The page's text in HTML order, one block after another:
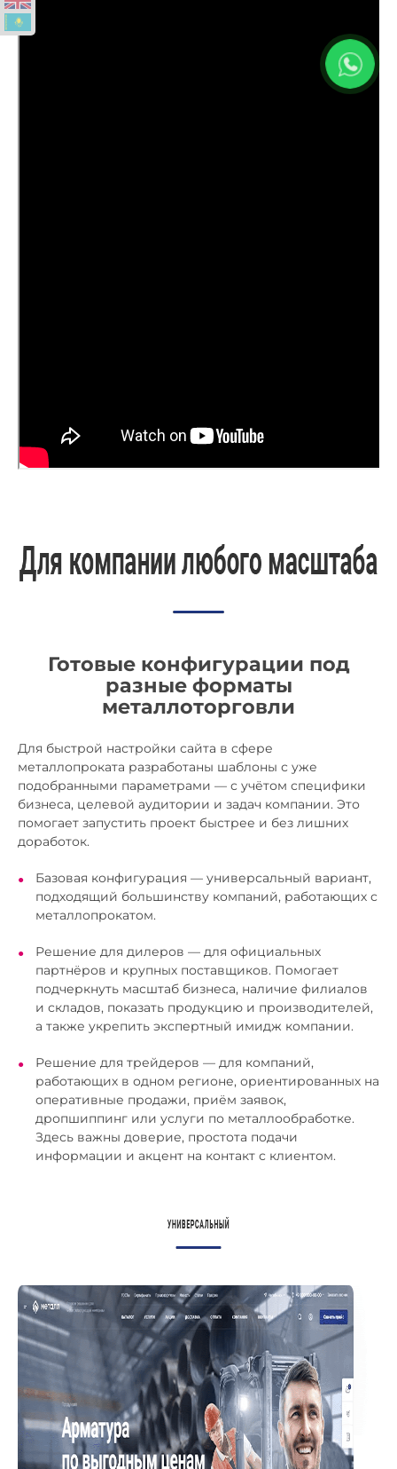
Готовые конфигурации под
разные форматы
металлоторговли
Для быстрой настройки сайта в сфере
металлопроката разработаны шаблоны с уже
подобранными параметрами — с учётом специфики
бизнеса, целевой аудитории и задач компании. Это
помогает запустить проект быстрее и без лишних
доработок.
Базовая конфигурация — универсальный вариант,
подходящий большинству компаний, работающих с
металлопрокатом.
Решение для дилеров — для официальных
партнёров и крупных поставщиков. Помогает
подчеркнуть масштаб бизнеса, наличие филиалов
и складов, показать продукцию и производителей,
а также укрепить экспертный имидж компании.
Решение для трейдеров — для компаний,
работающих в одном регионе, ориентированных на
оперативные продажи, приём заявок,
дропшиппинг или услуги по металлообработке.
Здесь важны доверие, простота подачи
информации и акцент на контакт с клиентом.